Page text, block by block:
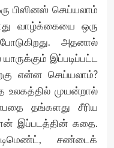
பிஸினஸ் செய்யலாம்
வாழ்க்கையை ஒரு
அதனால்
இப்படிப்பட்ட
என்ன செய்யலாம்?
முயன்றால்
தங்களது சீரிய
தான் இப்படத்தின் கதை.
சண்டைக்